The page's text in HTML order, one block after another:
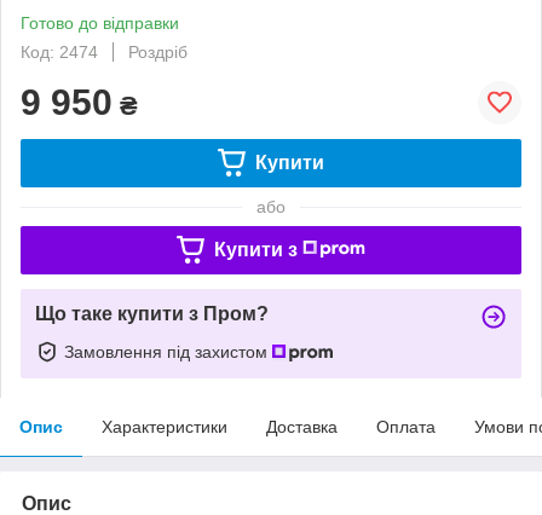
Готово до відправки
Код: 2474
Роздріб
9 950 ₴
Купити
або
Купити з
Що таке купити з Пром?
Замовлення під захистом
Опис Характеристики Доставка Оплата Умови
Опис